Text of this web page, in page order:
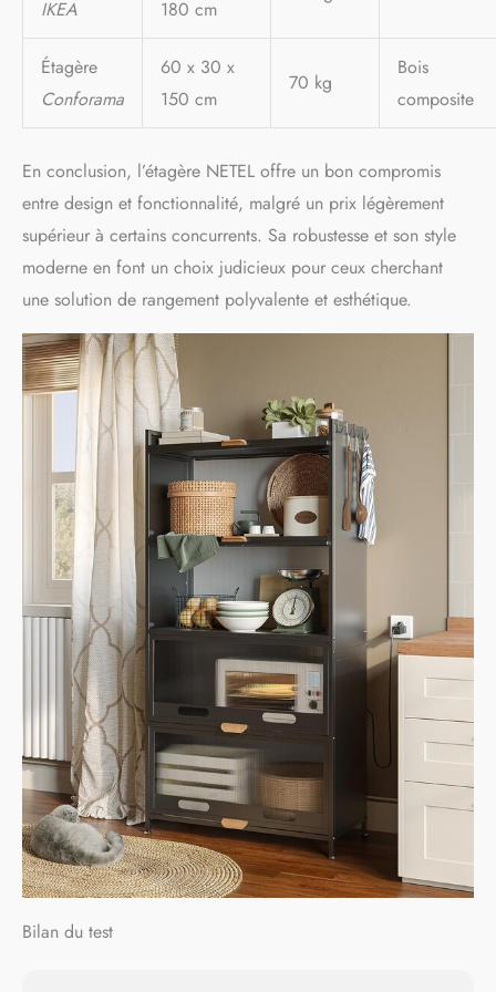
IKEA 180 cm
Étagère
Conforama
60 x 30 x
150 cm
70 kg
Bois
composite
En conclusion, l’étagère NETEL offre un bon compromis
entre design et fonctionnalité, malgré un prix légèrement
supérieur à certains concurrents. Sa robustesse et son style
moderne en font un choix judicieux pour ceux cherchant
une solution de rangement polyvalente et esthétique.
Bilan du test